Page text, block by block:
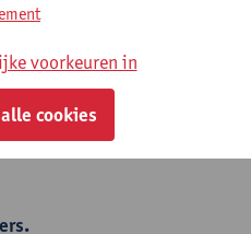
Chemische Technologie
voorkeuren in
cookies